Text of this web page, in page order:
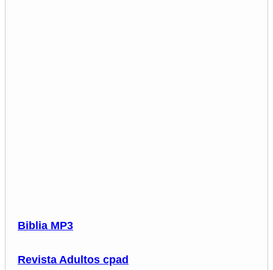
Biblia MP3
Revista Adultos cpad